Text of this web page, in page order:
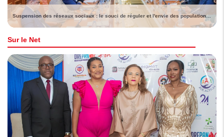
Sur le Net
Suspension des réseaux sociaux : le souci de réguler et l'envie des populations de voir lever la sanction